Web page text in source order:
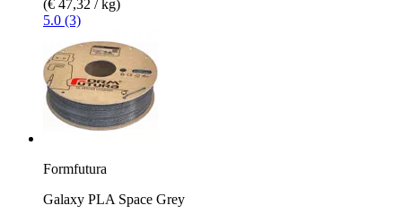
(€ 47,32 / kg)
5.0 (3)
Formfutura
Galaxy PLA Space Grey